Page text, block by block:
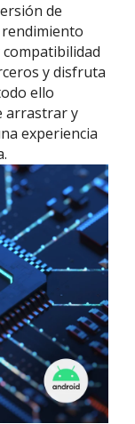
de
rendimiento
y disfruta
ello
arrastrar y
experiencia